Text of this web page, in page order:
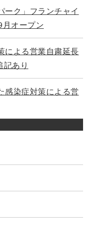
ーク」フランチャイ
オープン
による営業自粛延長
あり
感染症対策による営